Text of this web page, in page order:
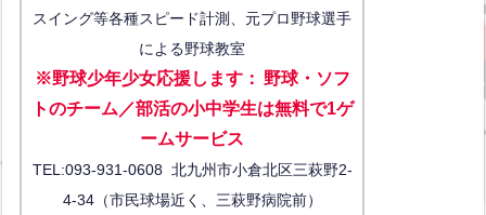
スイング等各種スピード計測、元プロ野球選手
による野球教室
※野球少年少女応援します： 野球・ソフ
トのチーム／部活の小中学生は無料で1ゲ
ームサービス
TEL:093-931-0608 北九州市小倉北区三萩野2-
4-34（市民球場近く、三萩野病院前）